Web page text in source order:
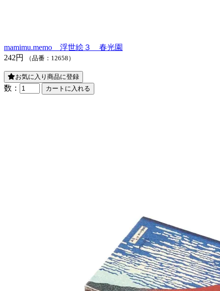
mamimu.memo 浮世絵３ 春光園
242円
（品番：12658）
お気に入り商品に登録
数：